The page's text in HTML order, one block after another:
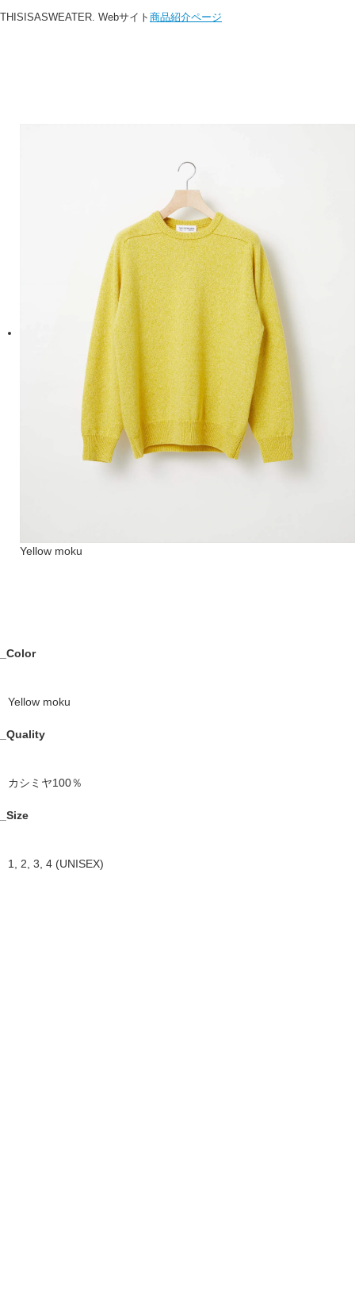
THISISASWEATER. Webサイト 商品紹介ページ
Yellow moku
_Color
Yellow moku
_Quality
カシミヤ100％
_Size
1, 2, 3, 4 (UNISEX)